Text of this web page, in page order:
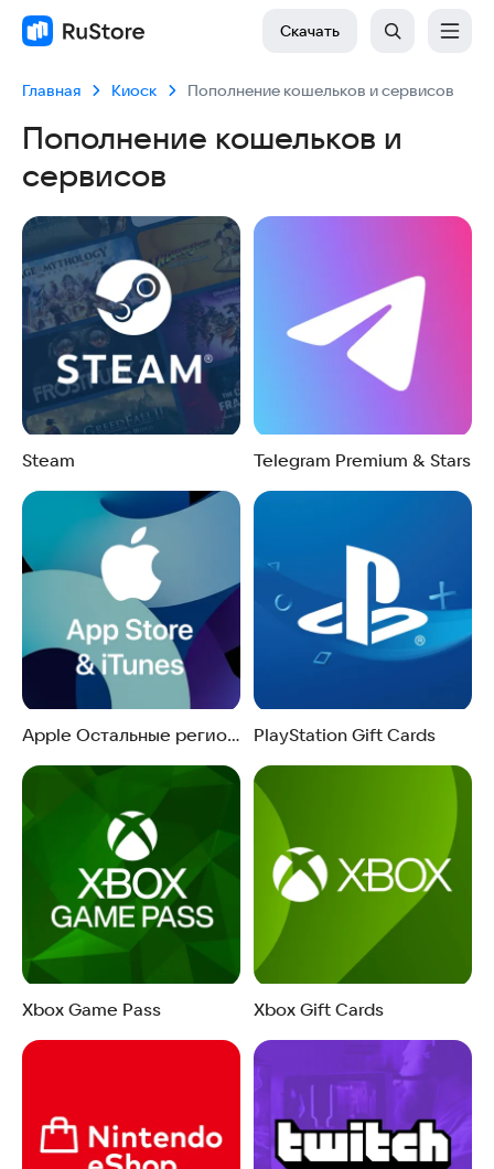
Скачать
Главная Киоск Пополнение кошельков и сервисов
Пополнение кошельков и
сервисов
Steam Telegram Premium & Stars
Apple Остальные регионы PlayStation Gift Cards
Xbox Game Pass Xbox Gift Cards